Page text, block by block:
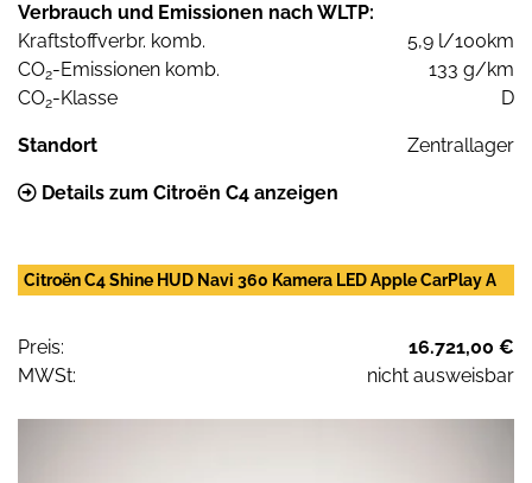
Verbrauch und Emissionen nach WLTP:
Kraftstoffverbr. komb.
5,9 l/100km
CO2-Emissionen komb.
133 g/km
CO2-Klasse D
Standort Zentrallager
Details zum Citroën C4 anzeigen
Citroën C4 Shine HUD Navi 360 Kamera LED Apple CarPlay A
Preis:
16.721,00 €
MWSt:
nicht ausweisbar